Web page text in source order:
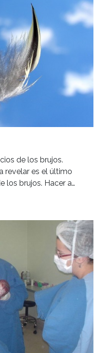
de los brujos.
revelar es el último
los brujos. Hacer a…